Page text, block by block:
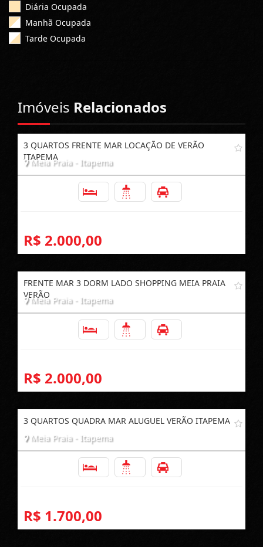
Diária Ocupada
Manhã Ocupada
Tarde Ocupada
Imóveis Relacionados
3 QUARTOS FRENTE MAR LOCAÇÃO DE VERÃO
ITAPEMA
Meia Praia - Itapema
R$ 2.000,00
FRENTE MAR 3 DORM LADO SHOPPING MEIA PRAIA
VERÃO
Meia Praia - Itapema
R$ 2.000,00
3 QUARTOS QUADRA MAR ALUGUEL VERÃO ITAPEMA
Meia Praia - Itapema
R$ 1.700,00